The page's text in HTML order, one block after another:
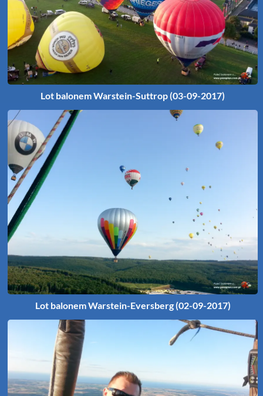
Lot balonem Warstein-Suttrop (03-09-2017)
Lot balonem Warstein-Eversberg (02-09-2017)